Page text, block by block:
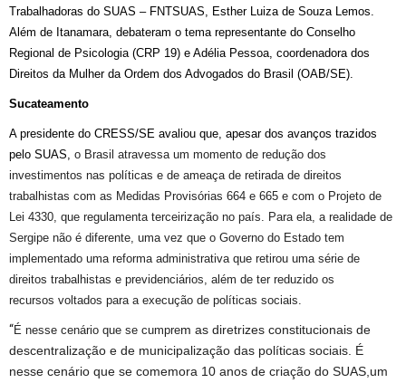
Trabalhadoras do SUAS – FNTSUAS,
Esther Luiza de Souza Lemos.
A lém de Itanamara, debateram o tema representante do Conselho
Regional de Psicologia (CRP 19) e Adélia Pessoa, coordenadora dos
Direitos da Mulher da Ordem dos Advogados do Brasil (OAB/SE).
Sucateamento
A presidente do CRESS/SE avaliou que, apesar dos avanços trazidos
pelo SUAS, o Brasil atravessa um momento de redução dos
investimentos nas pol íticas e de ameaça de retirada de direitos
trabalhistas com as Medidas Provisórias 664 e 665 e com o Projeto de
Lei 4330, que regulamenta terceirização no país
Para ela, a realidade de
Sergipe não é diferente, uma vez que o Governo do Estado tem
implementado uma reforma administrativa que retirou uma série de
direitos trabalhistas e previdenciários, além de ter reduzido os
recursos voltados para a execução de pol íticas sociais.
“É nesse cenário que se cumprem as diretrizes constitucionais de
descentralização e de municipalização das políticas sociais. É
nesse cenário que se comemora 10 anos de criação do SUAS, um